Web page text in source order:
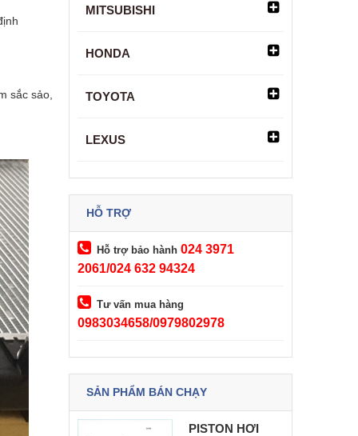
sắc sảo,
MITSUBISHI
HONDA
TOYOTA
LEXUS
HỖ TRỢ
Hỗ trợ bảo hành 024 3971
2061/024 632 94324
Tư vấn mua hàng
0983034658/0979802978
SẢN PHẨM BÁN CHẠY
PISTON HƠI